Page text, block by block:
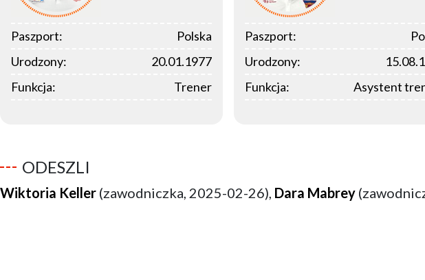
Paszport:
Polska
Urodzony:
20.01.1977
Funkcja:
Trener
Paszport:
Urodzony:
Funkcja:
Asystent
ODESZLI
Wiktoria Keller (zawodniczka, 2025-02-26), Dara Mabrey